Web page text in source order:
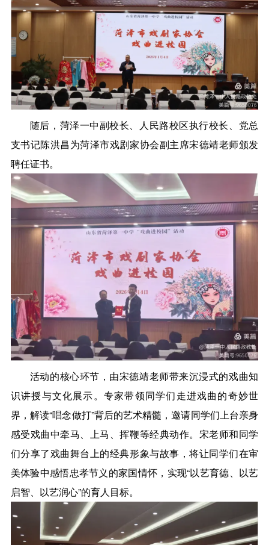
随后，菏泽一中副校长、人民路校区执行校长、党总
支书记陈洪昌为菏泽市戏剧家协会副主席宋德靖老师颁发
聘任证书。
活动的核心环节，由宋德靖老师带来沉浸式的戏曲知
识讲授与文化展示。专家带领同学们走进戏曲的奇妙世
界，解读“唱念做打”背后的艺术精髓，邀请同学们上台亲身
感受戏曲中牵马、上马、挥鞭等经典动作。宋老师和同学
们分享了戏曲舞台上的经典形象与故事，将让同学们在审
美体验中感悟忠孝节义的家国情怀，实现“以艺育德、以艺
启智、以艺润心”的育人目标。